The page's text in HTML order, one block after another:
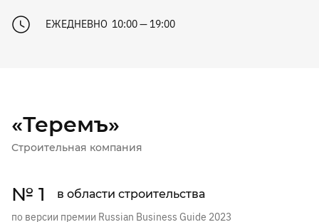
ЕЖЕДНЕВНО 10:00 — 19:00
«Теремъ»
Строительная компания
№ 1 в области строительства
по версии премии Russian Business Guide 2023